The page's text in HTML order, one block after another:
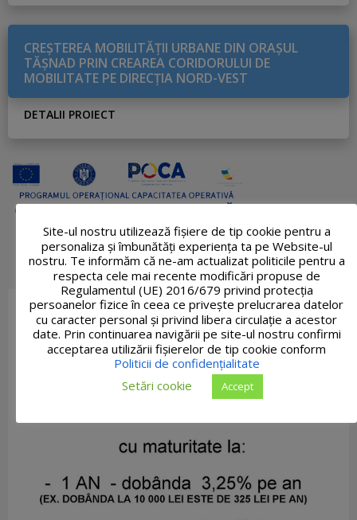
CREŞTEREA MOBILITĂŢII URBANE DIN ORAŞUL
TĂŞNAD PRIN CREAREA CORIDORULUI DE
MOBILITATE PE DIRECŢIA NORD-VEST
DETALII PROIECT
Site-ul nostru utilizează fişiere de tip cookie pentru a
personaliza și îmbunătăți experiența ta pe Website-ul
nostru. Te informăm că ne-am actualizat politicile pentru a
respecta cele mai recente modificări propuse de
Regulamentul (UE) 2016/679 privind protecția
persoanelor fizice în ceea ce privește prelucrarea datelor
cu caracter personal și privind libera circulație a acestor
date. Prin continuarea navigării pe site-ul nostru confirmi
acceptarea utilizării fişierelor de tip cookie conform
Politicii de confidențialitate
Setări cookie
Accept